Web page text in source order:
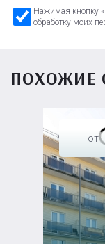
Нажимая кнопку
обработку моих
ПОХОЖИЕ
от